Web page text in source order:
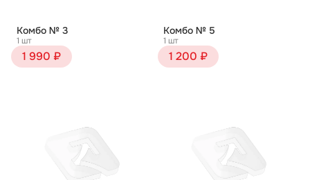
Комбо № 3
1 шт
1 990 ₽
Комбо № 5
1 шт
1 200 ₽